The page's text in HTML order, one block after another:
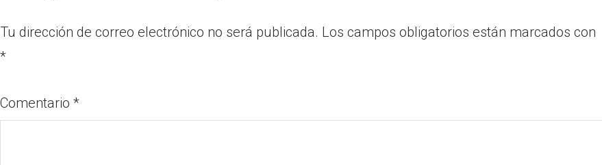
Tu dirección de correo electrónico no será publicada. Los campos obligatorios están marcados con
*
Comentario *